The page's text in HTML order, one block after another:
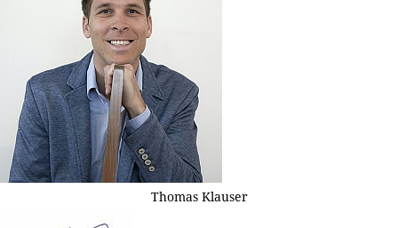
Thomas Klauser